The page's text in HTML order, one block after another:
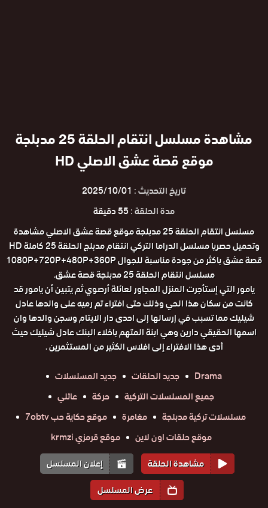
مشاهدة مسلسل انتقام الحلقة 25 مدبلجة
موقع قصة عشق الاصلي HD
تاريخ التحديث : 2025/10/01
مدة الحلقة :55 دقيقة
مسلسل انتقام الحلقة 25 مدبلجة موقع قصة عشق الاصلي مشاهدة
وتحميل حصريا مسلسل الدراما التركي انتقام مدبلج الحلقة 25 كاملة HD
قصة عشق باكثر من جودة مناسبة للجوال 1080P+720P+480P+360P
مسلسل انتقام الحلقة 25 مدبلجة قصة عشق.
يامور التي إستأجرت المنزل المجاور لعائلة أرصوي ثم يتبين أن يامور قد
كانت من سكان هذا الحي وذلك حتى افتراء تم رميه على والدها عادل
شيليك مما تسبب في إرسالها إلى احدى دار الايتام وسجن والدها وان
اسمها الحقيقي دارين وهي ابنة المتهم باخلاء البنك عادل شيليك حيث
أدى هذا الافتراء إلى افلاس الكثير من المستثمرين .
Drama
جديد الحلقات
جديد المسلسلات
جميع المسلسلات التركية
حركة
عائلي
مسلسلات تركية مدبلجة
مغامرة
موقع حكاية حب 7obtv
موقع حلقات اون لاين
موقع قرمزي krmzi
مشاهدة الحلقة
إعلان المسلسل
عرض المسلسل